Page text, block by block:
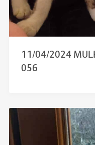
11/04/2024
056